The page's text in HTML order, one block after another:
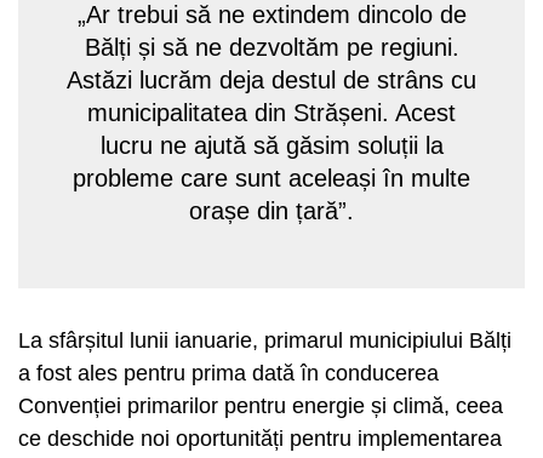
„Ar trebui să ne extindem dincolo de
Bălți și să ne dezvoltăm pe regiuni.
Astăzi lucrăm deja destul de strâns cu
municipalitatea din Strășeni. Acest
lucru ne ajută să găsim soluții la
probleme care sunt aceleași în multe
orașe din țară”.
La sfârșitul lunii ianuarie, primarul municipiului Bălți
a fost ales pentru prima dată în conducerea
Convenției primarilor pentru energie și climă, ceea
ce deschide noi oportunități pentru implementarea